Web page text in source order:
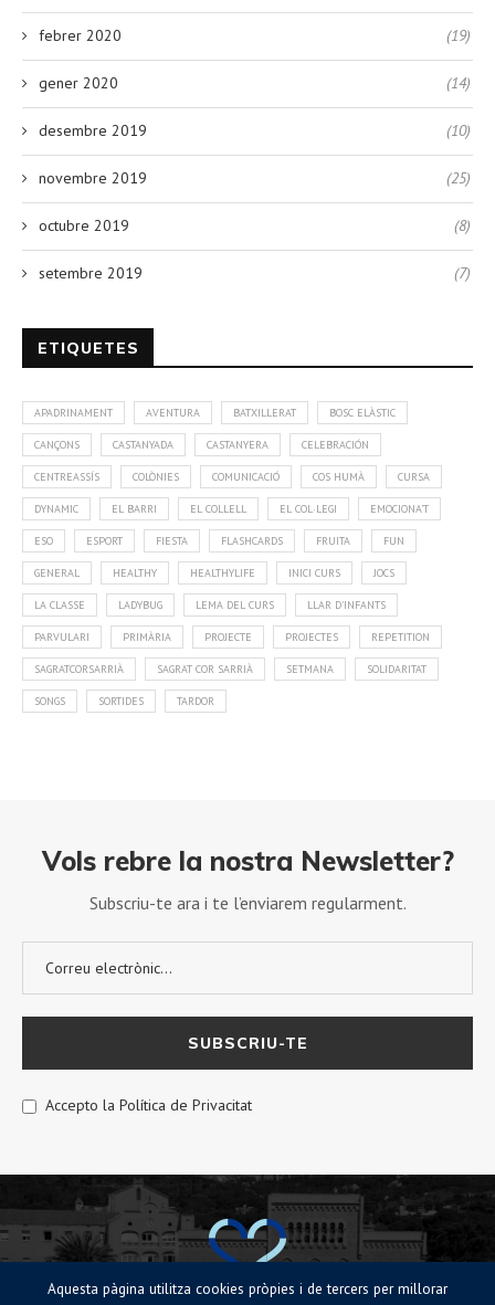
febrer 2020 (19)
gener 2020 (14)
desembre 2019 (10)
novembre 2019 (25)
octubre 2019 (8)
setembre 2019 (7)
ETIQUETES
APADRINAMENT AVENTURA BATXILLERAT BOSC ELÀSTIC
CANÇONS CASTANYADA CASTANYERA CELEBRACIÓN
CENTREASSÍS COLÒNIES COMUNICACIÓ COS HUMÀ CURSA
DYNAMIC EL BARRI EL COLLELL EL COL·LEGI EMOCIONA'T
ESO ESPORT FIESTA FLASHCARDS FRUITA FUN
GENERAL HEALTHY HEALTHYLIFE INICI CURS JOCS
LA CLASSE LADYBUG LEMA DEL CURS LLAR D'INFANTS
PARVULARI PRIMÀRIA PROJECTE PROJECTES REPETITION
SAGRATCORSARRIÀ SAGRAT COR SARRIÀ SETMANA SOLIDARITAT
SONGS SORTIDES TARDOR
Vols rebre la nostra Newsletter?
Subscriu-te ara i te l’enviarem regularment.
Accepto la Política de Privacitat
Aquesta pàgina utilitza cookies pròpies i de tercers per millorar